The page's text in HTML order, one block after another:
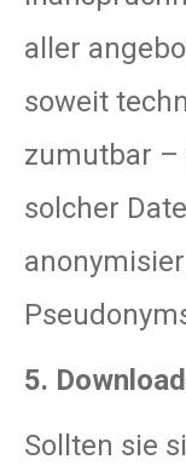
aller
soweit
zumutbar –
solcher
5.
Sollten sie